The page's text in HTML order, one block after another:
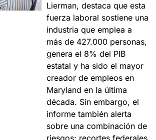
Lierman, destaca que esta
fuerza laboral sostiene una
industria que emplea a
más de 427.000 personas,
genera el 8% del PIB
estatal y ha sido el mayor
creador de empleos en
Maryland en la última
década. Sin embargo, el
informe también alerta
sobre una combinación de